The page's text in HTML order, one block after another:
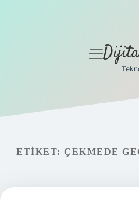
Gizlilik Politikası
menüyü
ETIKET: ÇEKMEDE